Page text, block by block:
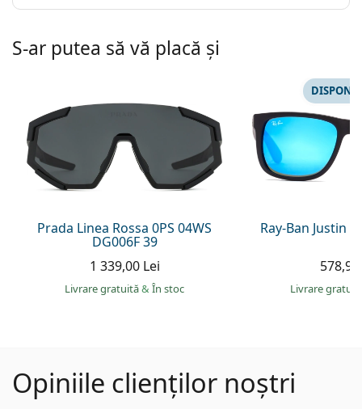
S-ar putea să vă placă și
Prada Linea Rossa 0PS 04WS
DG006F 39
1 339,00 Lei
Livrare gratuită& În stoc
Ray-Ban Justin
Livrare
Opiniile clienților noștri